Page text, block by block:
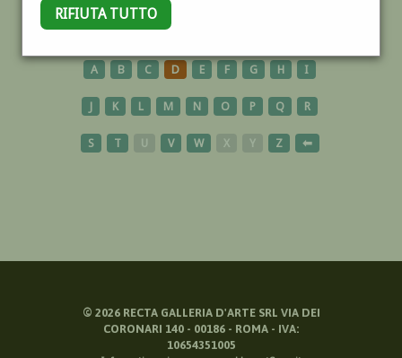
RIFIUTA TUTTO
ARAGONESE
A B C D E F G H I
J K L M N O P Q R
S T U V W X Y Z ⬅
© 2026RECTA GALLERIA D'ARTE SRL VIA DEI
CORONARI 140 - 00186 - ROMA - IVA:
10654351005